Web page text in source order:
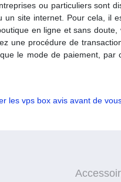
ou particuliers sont
site internet. Pour cela, il
en ligne et sans
une procédure de
le mode de paiement,
les vps box avis avant de